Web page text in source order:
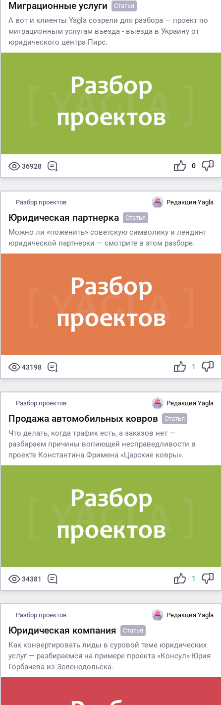
Миграционные услуги Статья
А вот и клиенты Yagla созрели для разбора — проект по
миграционным услугам въезда - выезда в Украину от
юридического центра Пирс.
36928 0
Разбор проектов Редакция Yagla
Юридическая партнерка Статья
Можно ли «поженить» советскую символику и лендинг
юридической партнерки — смотрите в этом разборе.
43198 1
Разбор проектов Редакция Yagla
Продажа автомобильных ковров Статья
Что делать, когда трафик есть, а заказов нет —
разбираем причины вопиющей несправедливости в
проекте Константина Фримена «Царские ковры».
34381 1
Разбор проектов Редакция Yagla
Юридическая компания Статья
Как конвертировать лиды в суровой теме юридических
услуг — разбираемся на примере проекта «Консул» Юрия
Горбачева из Зеленодольска.